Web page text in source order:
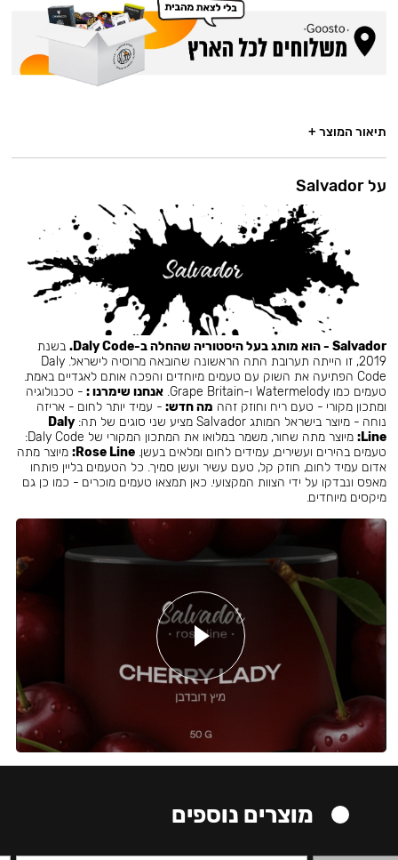
תיאור המוצר +
על Salvador
Salvador - הוא מותג בעל היסטוריה שהחלה ב-Daly Code.
בשנת
2019, זו הייתה תערובת התה הראשונה שהובאה מרוסיה לישראל. Daly
Code הפתיעה את השוק עם טעמים מיוחדים והפכה אותם לאגדיים באמת.
טעמים כמו Watermelody ו-Grape Britain.
אנחנו שימרנו : - טכנולוגיה
ומתכון מקורי - טעם ריח וחוזק זהה מה חדש: - עמיד יותר לחום - אריזה
נוחה - מיוצר בישראל המותג Salvador מציע שני סוגים של תה:
Daly
Line:
מיוצר מתה שחור, משמר במלואו את המתכון המקורי של Daly Code:
טעמים בהירים ועשירים, עמידים לחום ומלאים בעשן.Rose Line: מיוצר מתה
אדום עמיד לחום, חוזק קל, טעם עשיר ועשן סמיך. כל הטעמים בליין פותחו
מאפס ונבדקו על ידי הצוות המקצועי. כאן תמצאו טעמים מוכרים - כמו כן גם
מיקסים מיוחדים.
מוצרים נוספים